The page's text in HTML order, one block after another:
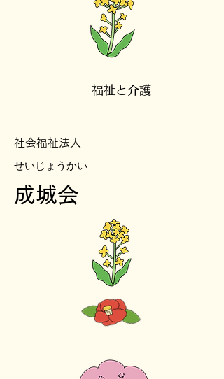
​福祉と介護
​社会福祉法人
​せいじょうかい
​成城会